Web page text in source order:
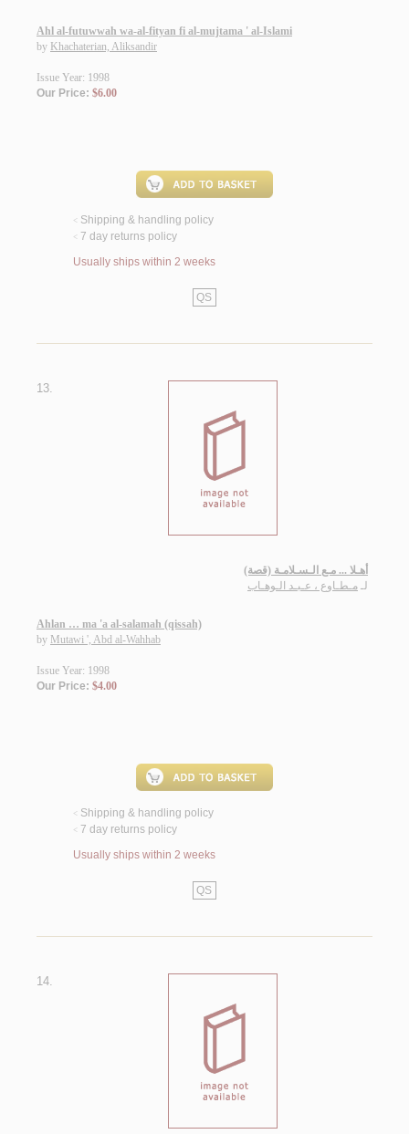
Ahl al-futuwwah wa-al-fityan fi al-mujtama ' al-Islami
by Khachaterian, Aliksandir
Issue Year: 1998
Our Price: $6.00
< Shipping & handling policy
< 7 day returns policy
Usually ships within 2 weeks
QS
13.
أهـلا ... مـع الـسـلامـة (قصة)
لـ مـطـاوع ، عـبـد الـوهـاب
Ahlan … ma 'a al-salamah (qissah)
by Mutawi ', Abd al-Wahhab
Issue Year: 1998
Our Price: $4.00
< Shipping & handling policy
< 7 day returns policy
Usually ships within 2 weeks
QS
14.